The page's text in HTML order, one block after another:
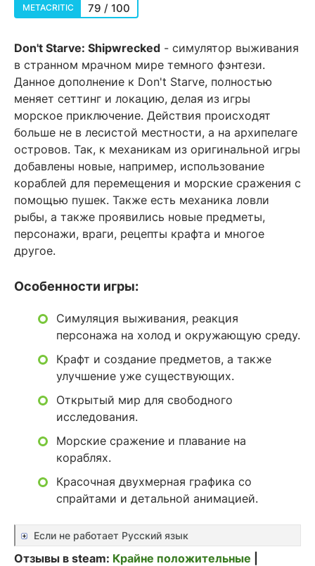
METACRITIC 79 / 100
Don't Starve: Shipwrecked - симулятор выживания
в странном мрачном мире темного фэнтези.
Данное дополнение к Don't Starve, полностью
меняет сеттинг и локацию, делая из игры
морское приключение. Действия происходят
больше не в лесистой местности, а на архипелаге
островов. Так, к механикам из оригинальной игры
добавлены новые, например, использование
кораблей для перемещения и морские сражения с
помощью пушек. Также есть механика ловли
рыбы, а также проявились новые предметы,
персонажи, враги, рецепты крафта и многое
другое.
Особенности игры:
Симуляция выживания, реакция
персонажа на холод и окружающую среду.
Крафт и создание предметов, а также
улучшение уже существующих.
Открытый мир для свободного
исследования.
Морские сражение и плавание на
кораблях.
Красочная двухмерная графика со
спрайтами и детальной анимацией.
Если не работает Русский язык
Отзывы в steam: Крайне положительные